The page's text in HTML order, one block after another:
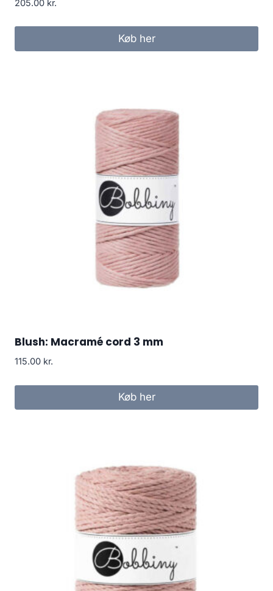
205.00 kr.
Køb her
Blush: Macramé cord 3 mm
115.00 kr.
Køb her